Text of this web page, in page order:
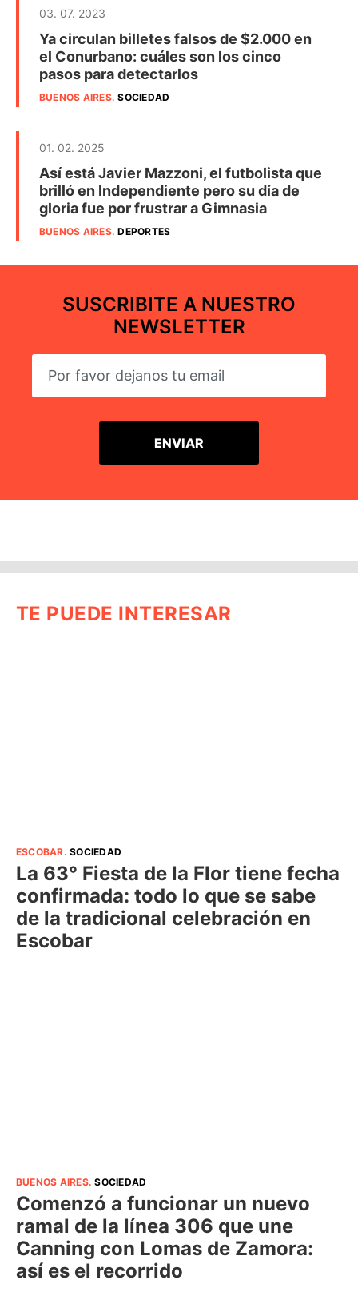
03. 07. 2023
Ya circulan billetes falsos de $2.000 en
el Conurbano: cuáles son los cinco
pasos para detectarlos
BUENOS AIRES.SOCIEDAD
01. 02. 2025
Así está Javier Mazzoni, el futbolista que
brilló en Independiente pero su día de
gloria fue por frustrar a Gimnasia
BUENOS AIRES.DEPORTES
SUSCRIBITE A NUESTRO
NEWSLETTER
TE PUEDE INTERESAR
ESCOBAR.SOCIEDAD
La 63° Fiesta de la Flor tiene fecha
confirmada: todo lo que se sabe
de la tradicional celebración en
Escobar
BUENOS AIRES.SOCIEDAD
Comenzó a funcionar un nuevo
ramal de la línea 306 que une
Canning con Lomas de Zamora:
así es el recorrido